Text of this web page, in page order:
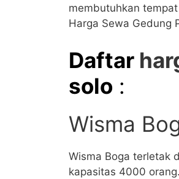
membutuhkan
Harga Sewa Gedung
Daftar
solo :
Wisma
Wisma Boga terletak
kapasitas 4000